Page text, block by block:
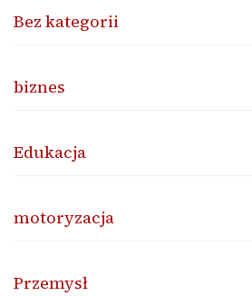
Bez kategorii
biznes
Edukacja
motoryzacja
Przemysł